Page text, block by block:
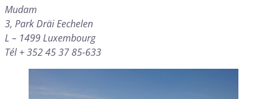
Mudam
3, Park Dräi Eechelen
L – 1499 Luxembourg
Tél + 352 45 37 85-633